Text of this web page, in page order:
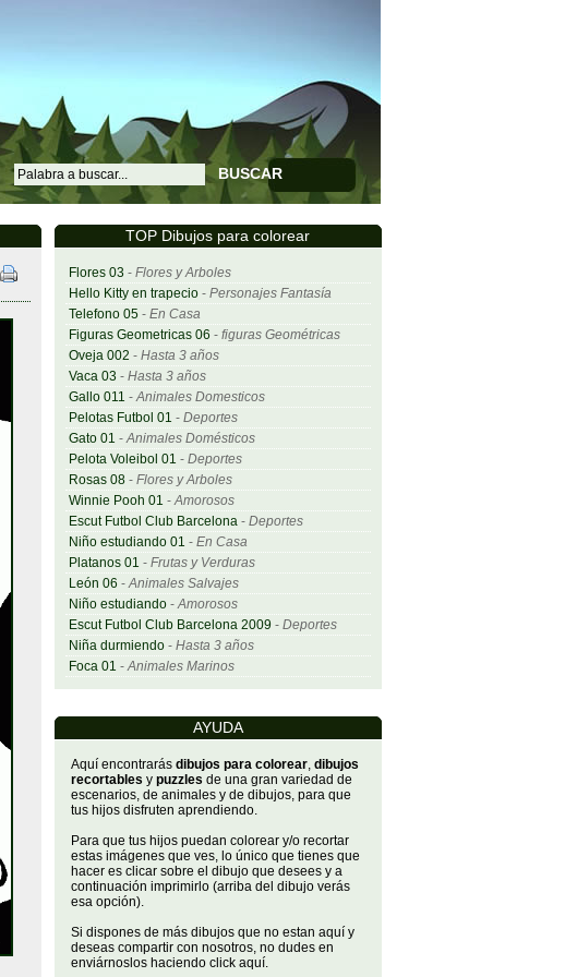
BUSCAR
TOP Dibujos para colorear
Flores 03 - Flores y Arboles
Hello Kitty en trapecio- Personajes Fantasía
Telefono 05- En Casa
Figuras Geometricas 06 - figuras Geométricas
Oveja 002 - Hasta 3 años
Vaca 03 - Hasta 3 años
Gallo 011 -Animales Domesticos
Pelotas Futbol 01 - Deportes
Gato 01 -Animales Domésticos
Pelota Voleibol 01 - Deportes
Rosas 08- Flores y Arboles
Winnie Pooh 01 -Amorosos
Escut Futbol Club Barcelona- Deportes
Niño estudiando 01 - En Casa
Platanos 01 - Frutas y Verduras
León 06 -Animales Salvajes
Niño estudiando-Amorosos
Escut Futbol Club Barcelona 2009 - Deportes
Niña durmiendo- Hasta 3 años
Foca 01 -Animales Marinos
AYUDA
Aquí encontrarás dibujos para colorear, dibujos
recortables y puzzles de una gran variedad de
escenarios, de animales y de dibujos, para que
tus hijos disfruten aprendiendo.
Para que tus hijos puedan colorear y/o recortar
estas imágenes que ves, lo único que tienes que
hacer es clicar sobre el dibujo que desees y a
continuación imprimirlo (arriba del dibujo verás
esa opción).
Si dispones de más dibujos que no estan aquí y
deseas compartir con nosotros, no dudes en
enviárnoslos haciendo click aquí.